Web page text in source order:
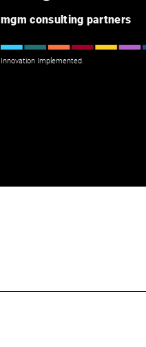
mgm consulting partners
Innovation Implemented.